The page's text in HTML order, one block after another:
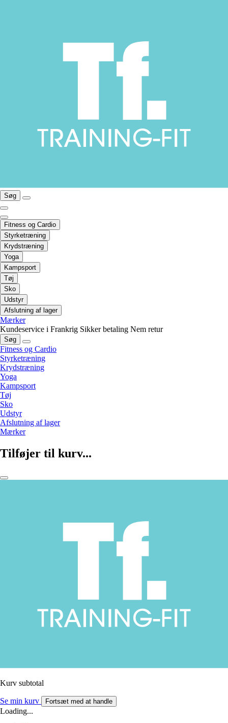
Søg
Fitness og Cardio
Styrketræning
Krydstræning
Yoga
Kampsport
Tøj
Sko
Udstyr
Afslutning af lager
Mærker
Kundeservice i Frankrig Sikker betaling Nem retur
Søg
Fitness og Cardio
Styrketræning
Krydstræning
Yoga
Kampsport
Tøj
Sko
Udstyr
Afslutning af lager
Mærker
Tilføjer til kurv...
Kurv subtotal
Se min kurv Fortsæt med at handle
Loading...